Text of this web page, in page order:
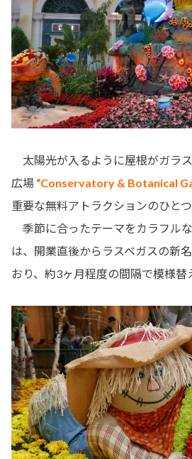
太陽光が入るように屋根がガラ
広場 “Conservatory & Botanical
重要な無料アトラクションのひとつ
季節に合ったテーマをカラフル
は、開業直後からラスベガスの新
おり、約3ヶ月程度の間隔で模様替